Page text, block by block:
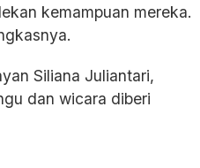
kemampuan mereka.
Siliana Juliantari,
dan wicara diberi